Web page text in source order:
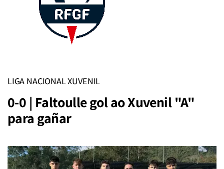
LIGA NACIONAL XUVENIL
0-0 | Faltoulle gol ao Xuvenil "A"
para gañar